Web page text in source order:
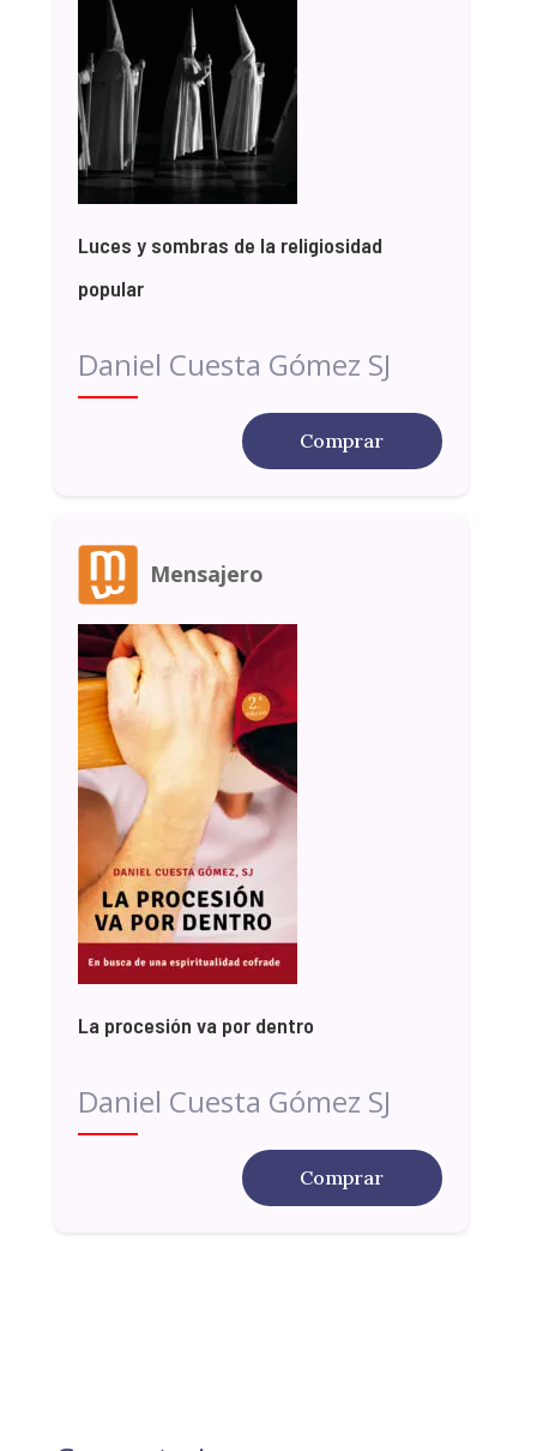
Luces y sombras de la religiosidad
popular
Daniel Cuesta Gómez SJ
Comprar
Mensajero
La procesión va por dentro
Daniel Cuesta Gómez SJ
Comprar